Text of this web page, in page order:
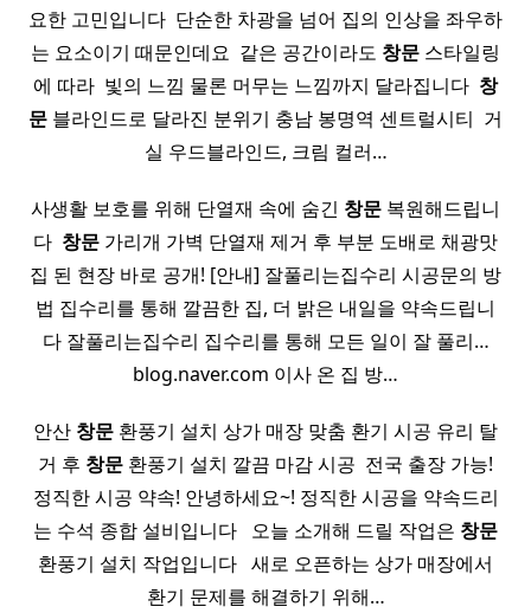
요한 고민입니다 ​ 단순한 차광을 넘어 집의 인상을 좌우하
는 요소이기 때문인데요 ​ 같은 공간이라도 창문 스타일링
에 따라 ​ 빛의 느낌 물론 머무는 느낌까지 달라집니다 ​ 창
문 블라인드로 달라진 분위기 충남 봉명역 센트럴시티 ​ 거
실 우드블라인드, 크림 컬러…
사생활 보호를 위해 단열재 속에 숨긴 창문 복원해드립니
다 ​ 창문 가리개 가벽 단열재 제거 후 부분 도배로 채광맛
집 된 현장 바로 공개! [안내] 잘풀리는집수리 시공문의 방
법 집수리를 통해 깔끔한 집, 더 밝은 내일을 약속드립니
다 잘풀리는집수리 집수리를 통해 모든 일이 잘 풀리…
blog.naver.com 이사 온 집 방…
안산 창문 환풍기 설치 상가 매장 맞춤 환기 시공 유리 탈
거 후 창문 환풍기 설치 깔끔 마감 시공 ​ 전국 출장 가능!
정직한 시공 약속! 안녕하세요~! 정직한 시공을 약속드리
는 수석 종합 설비입니다 ​ ​ 오늘 소개해 드릴 작업은 창문
환풍기 설치 작업입니다 ​ ​ 새로 오픈하는 상가 매장에서
환기 문제를 해결하기 위해…